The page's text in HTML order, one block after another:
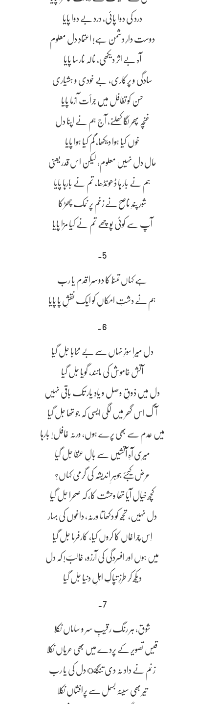
درد کی دوا پائی، درد بے دوا پایا
دوست دارِ دشمن ہے! اعتمادِ دل معلوم
آہ بے اثر دیکھی، نالہ نارسا پایا
سادگی و پرکاری، بے خودی و ہشیاری
حسن کو تغافل میں جرأت آزما پایا
غنچہ پھر لگا کھلنے، آج ہم نے اپنا دل
خوں کیا ہوا دیکھا، گم کیا ہوا پایا
حال دل نہیں معلوم، لیکن اس قدر یعنی
ہم نے بار ہا ڈھونڈھا، تم نے بارہا پایا
شورِ پندِ ناصح نے زخم پر نمک چھڑکا
آپ سے کوئی پوچھے تم نے کیا مزا پایا
5۔
ہے کہاں تمنّا کا دوسرا قدم یا رب
ہم نے دشتِ امکاں کو ایک نقشِ پا پایا
6۔
دل میرا سوزِ نہاں سے بے محابا جل گیا
آتش خاموش کی مانند، گویا جل گیا
دل میں ذوقِ وصل و یادِ یار تک باقی نہیں
آگ اس گھر میں لگی ایسی کہ جو تھا جل گیا
میں عدم سے بھی پرے ہوں، ورنہ غافل! بارہا
میری آہِ آتشیں سے بالِ عنقا جل گیا
عرض کیجئے جوہرِ اندیشہ کی گرمی کہاں؟
کچھ خیال آیا تھا وحشت کا، کہ صحرا جل گیا
دل نہیں، تجھ کو دکھاتا ورنہ، داغوں کی بہار
اِس چراغاں کا کروں کیا، کارفرما جل گیا
میں ہوں اور افسردگی کی آرزو، غالبؔ! کہ دل
دیکھ کر طرزِ تپاکِ اہلِ دنیا جل گیا
7۔
شوق، ہر رنگ رقیبِ سر و ساماں نکلا
قیس تصویر کے پردے میں بھی عریاں نکلا
زخم نے داد نہ دی تنگئ دل کی یا رب
تیر بھی سینۂ بسمل سے پَرافشاں نکلا